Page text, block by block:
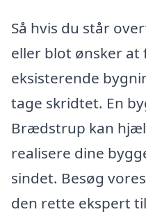
Så hvis du står
eller blot ønsker at
eksisterende
tage skridtet. En
Brædstrup kan
realisere dine
sindet. Besøg
den rette ekspert